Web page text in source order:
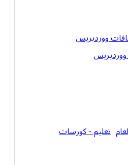
ووردبريس
تعليم - كورسات